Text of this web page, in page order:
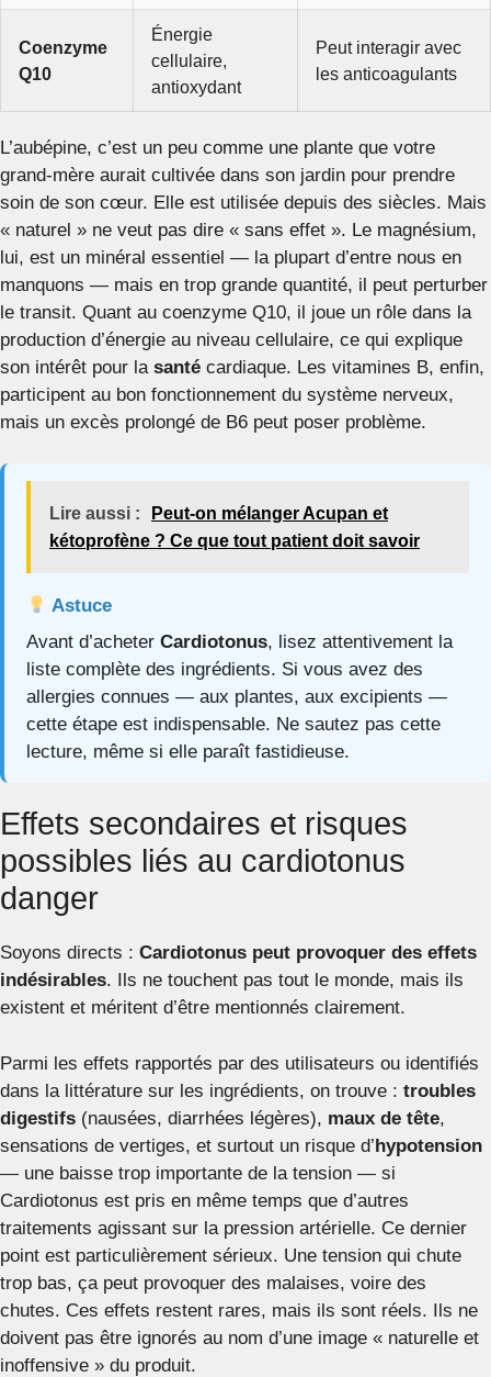
Coenzyme
Q10
Énergie
cellulaire,
antioxydant
Peut interagir avec
les anticoagulants
L’aubépine, c’est un peu comme une plante que votre
grand-mère aurait cultivée dans son jardin pour prendre
soin de son cœur. Elle est utilisée depuis des siècles. Mais
« naturel » ne veut pas dire « sans effet ». Le magnésium,
lui, est un minéral essentiel — la plupart d’entre nous en
manquons — mais en trop grande quantité, il peut perturber
le transit. Quant au coenzyme Q10, il joue un rôle dans la
production d’énergie au niveau cellulaire, ce qui explique
son intérêt pour la santé cardiaque. Les vitamines B, enfin,
participent au bon fonctionnement du système nerveux,
mais un excès prolongé de B6 peut poser problème.
Lire aussi :
Peut-on mélanger Acupan et
kétoprofène ? Ce que tout patient doit savoir
Astuce
Avant d’acheter Cardiotonus, lisez attentivement la
liste complète des ingrédients. Si vous avez des
allergies connues — aux plantes, aux excipients —
cette étape est indispensable. Ne sautez pas cette
lecture, même si elle paraît fastidieuse.
Effets secondaires et risques
possibles liés au cardiotonus
danger
Soyons directs : Cardiotonus peut provoquer des effets
indésirables. Ils ne touchent pas tout le monde, mais ils
existent et méritent d’être mentionnés clairement.
Parmi les effets rapportés par des utilisateurs ou identifiés
dans la littérature sur les ingrédients, on trouve : troubles
digestifs (nausées, diarrhées légères), maux de tête,
sensations de vertiges, et surtout un risque d’hypotension
— une baisse trop importante de la tension — si
Cardiotonus est pris en même temps que d’autres
traitements agissant sur la pression artérielle. Ce dernier
point est particulièrement sérieux. Une tension qui chute
trop bas, ça peut provoquer des malaises, voire des
chutes. Ces effets restent rares, mais ils sont réels. Ils ne
doivent pas être ignorés au nom d’une image « naturelle et
inoffensive » du produit.